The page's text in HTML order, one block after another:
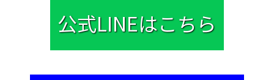
公式LINEはこちら